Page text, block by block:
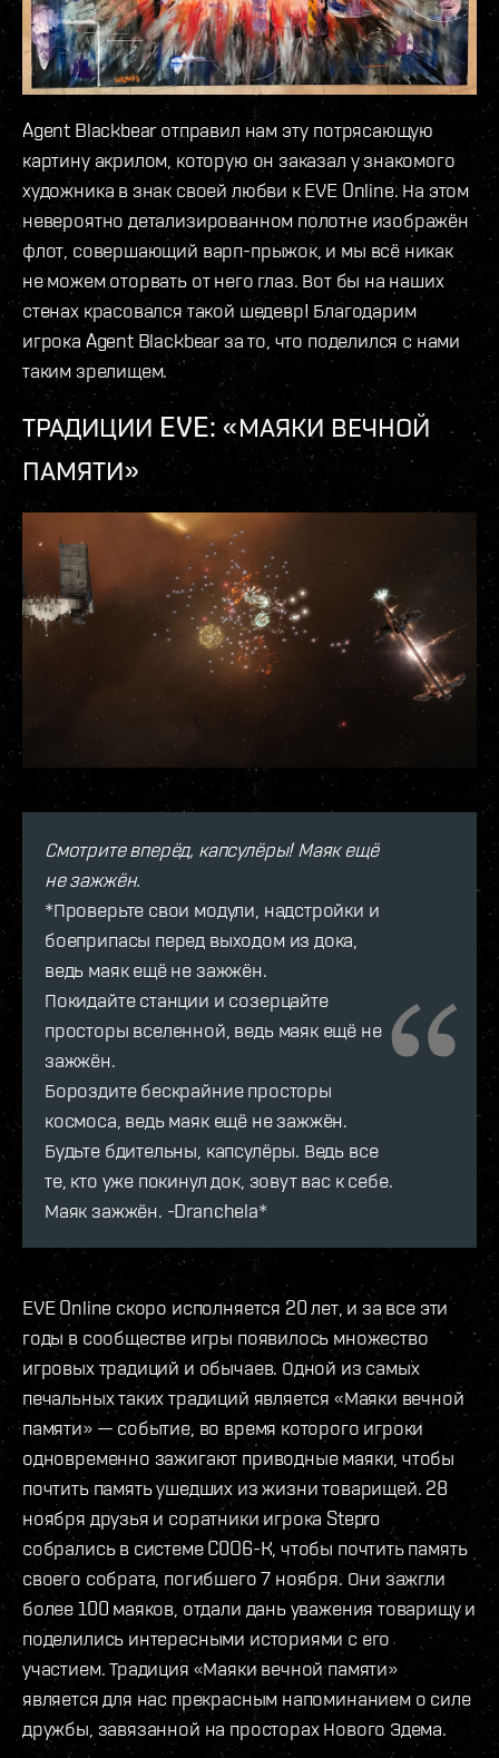
Agent Blackbear отправил нам эту потрясающую
картину акрилом, которую он заказал у знакомого
художника в знак своей любви к EVE Online. На этом
невероятно детализированном полотне изображён
флот, совершающий варп-прыжок, и мы всё никак
не можем оторвать от него глаз. Вот бы на наших
стенах красовался такой шедевр! Благодарим
игрока Agent Blackbear за то, что поделился с нами
таким зрелищем.
ТРАДИЦИИ EVE: «МАЯКИ ВЕЧНОЙ
ПАМЯТИ»
Смотрите вперёд, капсулёры! Маяк ещё
не зажжён.
*Проверьте свои модули, надстройки и
боеприпасы перед выходом из дока,
ведь маяк ещё не зажжён.
Покидайте станции и созерцайте
просторы вселенной, ведь маяк ещё не
зажжён.
Бороздите бескрайние просторы
космоса, ведь маяк ещё не зажжён.
Будьте бдительны, капсулёры. Ведь все
те, кто уже покинул док, зовут вас к себе.
Маяк зажжён. -Dranchela*
EVE Online скоро исполняется 20 лет, и за все эти
годы в сообществе игры появилось множество
игровых традиций и обычаев. Одной из самых
печальных таких традиций является «Маяки вечной
памяти» — событие, во время которого игроки
одновременно зажигают приводные маяки, чтобы
почтить память ушедших из жизни товарищей. 28
ноября друзья и соратники игрока Stepro
собрались в системе C0O6-K, чтобы почтить память
своего собрата, погибшего 7 ноября. Они зажгли
более 100 маяков, отдали дань уважения товарищу и
поделились интересными историями с его
участием. Традиция «Маяки вечной памяти»
является для нас прекрасным напоминанием о силе
дружбы, завязанной на просторах Нового Эдема.